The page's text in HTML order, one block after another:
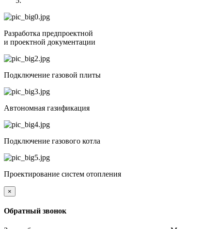
Разработка предпроектной
и проектной документации
Подключение газовой плиты
Автономная газификация
Подключение газового котла
Проектирование систем отопления
×
Обратный звонок